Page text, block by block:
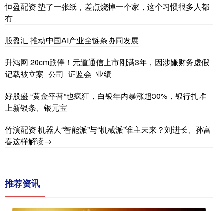
恒盈配资 垫了一张纸，差点烧掉一个家，这个习惯很多人都
有
股盈汇 推动中国AI产业全链条协同发展
升鸿网 20cm跌停！元道通信上市刚满3年，因涉嫌财务虚假
记载被立案_公司_证监会_业绩
好股盛 “黄金平替”也疯狂，白银年内暴涨超30%，银行扎堆
上新银条、银元宝
竹演配资 机器人“智能派”与“机械派”谁主未来？刘进长、孙富
春这样解读→
推荐资讯